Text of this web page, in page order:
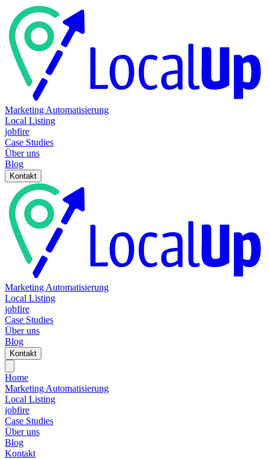
Marketing Automatisierung
Local Listing
jobfire
Case Studies
Über uns
Blog
Kontakt
Marketing Automatisierung
Local Listing
jobfire
Case Studies
Über uns
Blog
Kontakt
Home
Marketing Automatisierung
Local Listing
jobfire
Case Studies
Über uns
Blog
Kontakt